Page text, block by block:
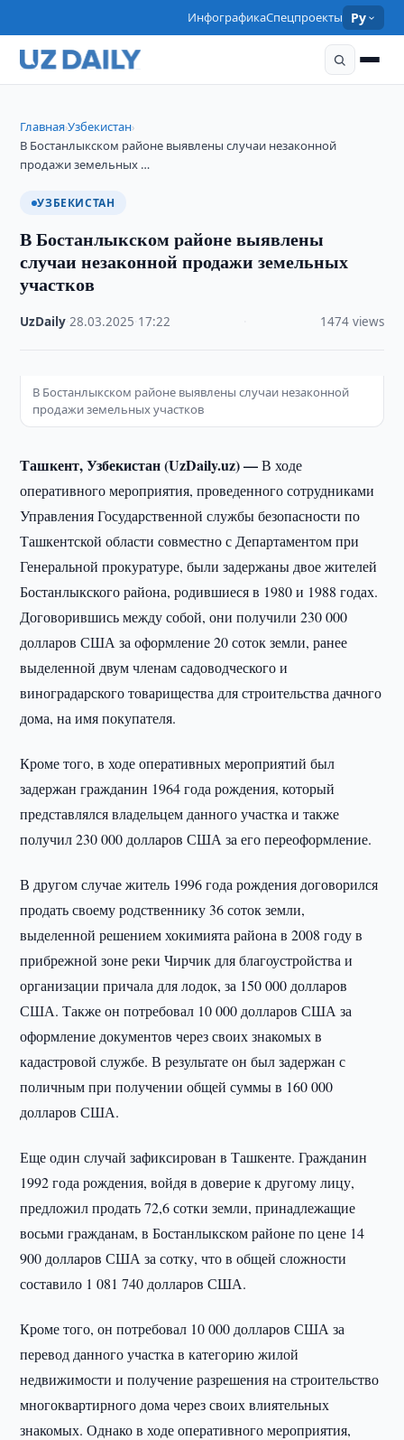
ИнфографикаСпецпроекты Ру
Главная›Узбекистан›
В Бостанлыкском районе выявлены случаи незаконной
продажи земельных …
УЗБЕКИСТАН
В Бостанлыкском районе выявлены
случаи незаконной продажи земельных
участков
UzDaily ·28.03.2025 17:22 1474 views
В Бостанлыкском районе выявлены случаи незаконной
продажи земельных участков
Ташкент, Узбекистан (UzDaily.uz) —В ходе
оперативного мероприятия, проведенного сотрудниками
Управления Государственной службы безопасности по
Ташкентской области совместно с Департаментом при
Генеральной прокуратуре, были задержаны двое жителей
Бостанлыкского района, родившиеся в 1980 и 1988 годах.
Договорившись между собой, они получили 230 000
долларов США за оформление 20 соток земли, ранее
выделенной двум членам садоводческого и
виноградарского товарищества для строительства дачного
дома, на имя покупателя.
Кроме того, в ходе оперативных мероприятий был
задержан гражданин 1964 года рождения, который
представлялся владельцем данного участка и также
получил 230 000 долларов США за его переоформление.
В другом случае житель 1996 года рождения договорился
продать своему родственнику 36 соток земли,
выделенной решением хокимията района в 2008 году в
прибрежной зоне реки Чирчик для благоустройства и
организации причала для лодок, за 150 000 долларов
США. Также он потребовал 10 000 долларов США за
оформление документов через своих знакомых в
кадастровой службе. В результате он был задержан с
поличным при получении общей суммы в 160 000
долларов США.
Еще один случай зафиксирован в Ташкенте. Гражданин
1992 года рождения, войдя в доверие к другому лицу,
предложил продать 72,6 сотки земли, принадлежащие
восьми гражданам, в Бостанлыкском районе по цене 14
900 долларов США за сотку, что в общей сложности
составило 1 081 740 долларов США.
Кроме того, он потребовал 10 000 долларов США за
перевод данного участка в категорию жилой
недвижимости и получение разрешения на строительство
многоквартирного дома через своих влиятельных
знакомых. Однако в ходе оперативного мероприятия,